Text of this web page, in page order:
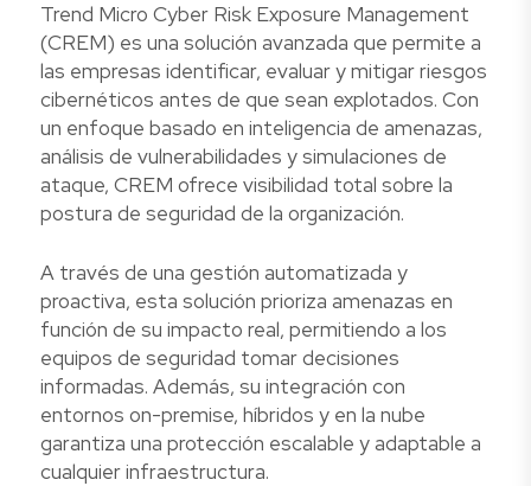
Trend Micro Cyber Risk Exposure Management
(CREM) es una solución avanzada que permite a
las empresas identificar, evaluar y mitigar riesgos
cibernéticos antes de que sean explotados. Con
un enfoque basado en inteligencia de amenazas,
análisis de vulnerabilidades y simulaciones de
ataque, CREM ofrece visibilidad total sobre la
postura de seguridad de la organización.
A través de una gestión automatizada y
proactiva, esta solución prioriza amenazas en
función de su impacto real, permitiendo a los
equipos de seguridad tomar decisiones
informadas. Además, su integración con
entornos on-premise, híbridos y en la nube
garantiza una protección escalable y adaptable a
cualquier infraestructura.